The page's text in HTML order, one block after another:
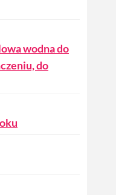
wodna do
do